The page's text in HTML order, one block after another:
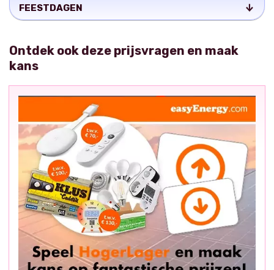
FEESTDAGEN
Ontdek ook deze prijsvragen en maak
kans